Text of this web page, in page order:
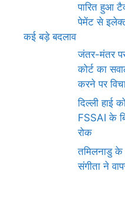
पारित हुआ
पेमेंट से
कई बड़े बदलाव
जंतर-मंतर
कोर्ट का
करने पर
दिल्ली हाई
FSSAI के
रोक
तमिलनाडु के
संगीता ने